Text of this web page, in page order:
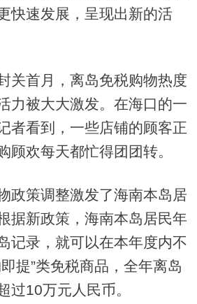
快速发展，呈现出新的活
首月，离岛免税购物热度
力被大大激发。在海口的一
者看到，一些店铺的顾客正
顾欢每天都忙得团团转。
策调整激发了海南本岛居
据新政策，海南本岛居民年
记录，就可以在本年度内不
提”类免税商品，全年离岛
过10万元人民币。